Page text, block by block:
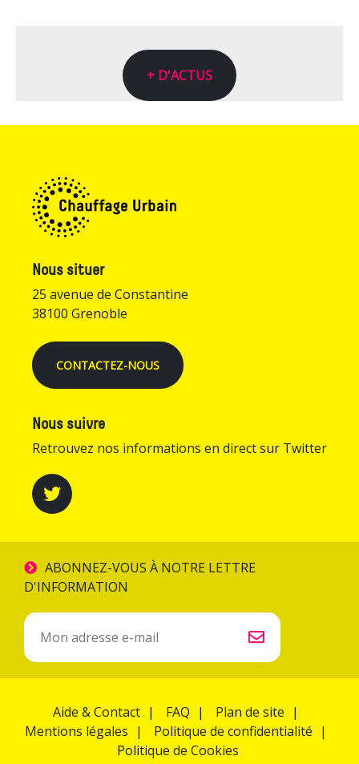
+ D'ACTUS
Nous situer
25 avenue de Constantine
38100 Grenoble
CONTACTEZ-NOUS
Nous suivre
Retrouvez nos informations en direct sur Twitter
ABONNEZ-VOUS À NOTRE LETTRE
D'INFORMATION
Inscription
la
newsletter
Aide & Contact
FAQ
Plan de site
Mentions légales
Politique de confidentialité
Politique de Cookies